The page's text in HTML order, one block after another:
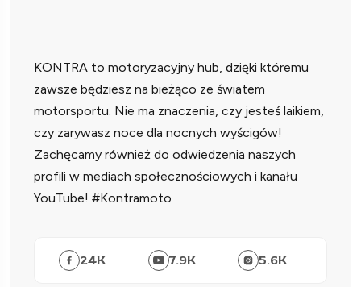
KONTRA to motoryzacyjny hub, dzięki któremu
zawsze będziesz na bieżąco ze światem
motorsportu. Nie ma znaczenia, czy jesteś laikiem,
czy zarywasz noce dla nocnych wyścigów!
Zachęcamy również do odwiedzenia naszych
profili w mediach społecznościowych i kanału
YouTube! #Kontramoto
24K 7.9K 5.6K